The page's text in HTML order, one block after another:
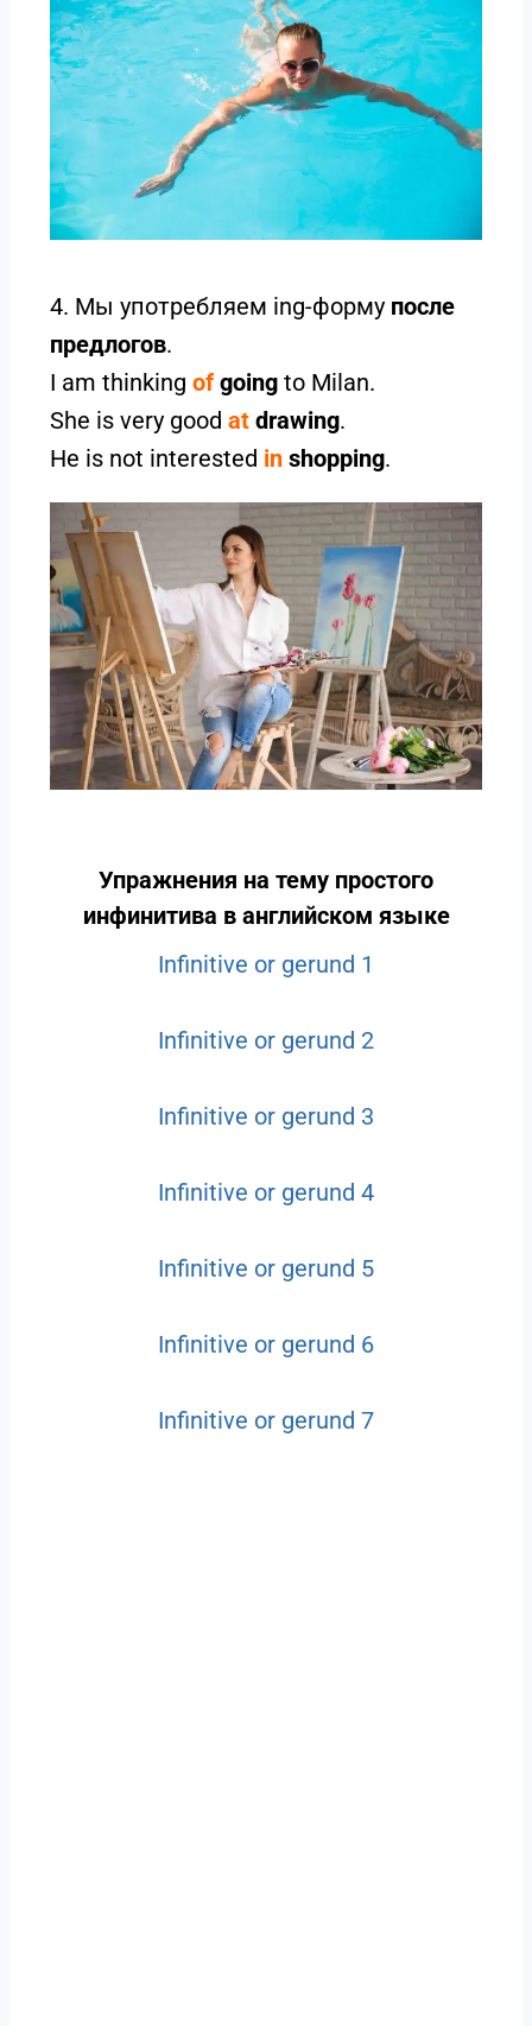
4. Мы употребляем ing-форму после
предлогов.
I am thinking ofgoing to Milan.
She is very good at drawing.
He is not interested in shopping.
Упражнения на тему простого
инфинитива в английском языке
Infinitive or gerund 1
Infinitive or gerund 2
Infinitive or gerund 3
Infinitive or gerund 4
Infinitive or gerund 5
Infinitive or gerund 6
Infinitive or gerund 7